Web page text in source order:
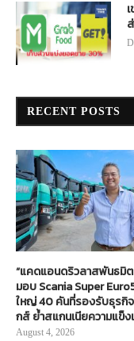
RECENT POSTS
“แคดแอนดริวลาสพันธมิต
มอบ Scania Super
ใหญ่ 40 คันที่รองรับธุรกิ
กส์ ย้ำสแกนเนียความแข็
August 4, 2026